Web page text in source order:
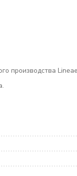
производства